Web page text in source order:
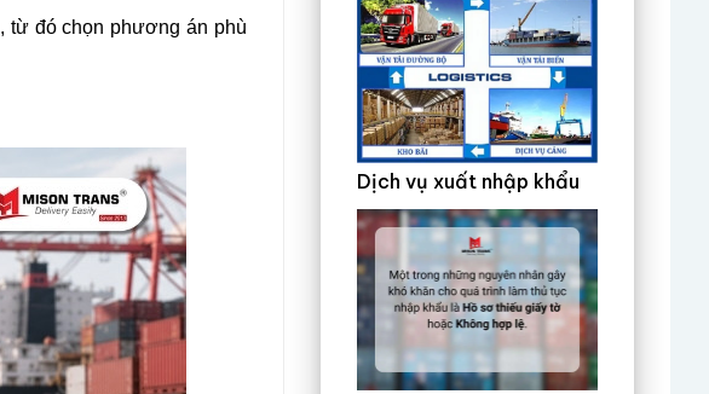
, từ đó chọn phương án phù
Dịch vụ xuất nhập khẩu